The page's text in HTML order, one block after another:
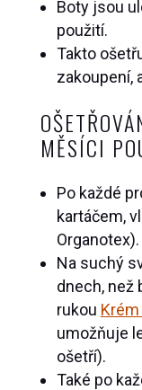
Boty jsou
použití.
Takto
zakoupení,
MĚSÍCI
Po každé
kartáčem,
Organotex).
Na suchý
dnech, než
rukou
umožňuje
ošetří).
Také po